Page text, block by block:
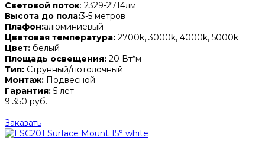
Световой поток: 2329-2714лм
Высота до пола:3-5 метров
Плафон:алюминиевый
Цветовая температура: 2700k, 3000k, 4000k, 5000k
Цвет: белый
Площадь освещения: 20 Вт*м
Тип: Струнный/потолочный
Монтаж: Подвесной
Гарантия: 5 лет
9 350 руб.
Заказать